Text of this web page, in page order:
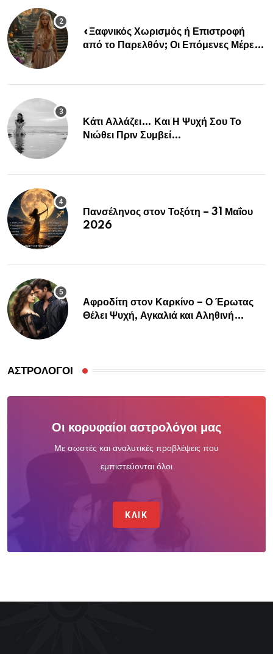
«Ξαφνικός Χωρισμός ή Επιστροφή
από το Παρελθόν; Οι Επόμενες Μέρες
Κάτι Αλλάζει… Και Η Ψυχή Σου Το
Νιώθει Πριν Συμβεί…
Πανσέληνος στον Τοξότη – 31 Μαΐου
2026
Αφροδίτη στον Καρκίνο – Ο Έρωτας
Θέλει Ψυχή, Αγκαλιά και Αληθινή
ΑΣΤΡΟΛΌΓΟΙ
Οι κορυφαίοι αστρολόγοι μας
Με σωστές και αναλυτικές προβλέψεις που
εμπιστεύονται όλοι
ΚΛΙΚ